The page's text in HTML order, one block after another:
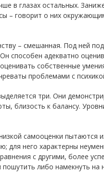
в глазах остальных.
– говорит о них
– смешанная. Под ней
способен адекватно
собственные
проблемами с
три. Они
близость к балансу.
самооценки пытаются
для него характерны
с другими, более
либо намекнуть на